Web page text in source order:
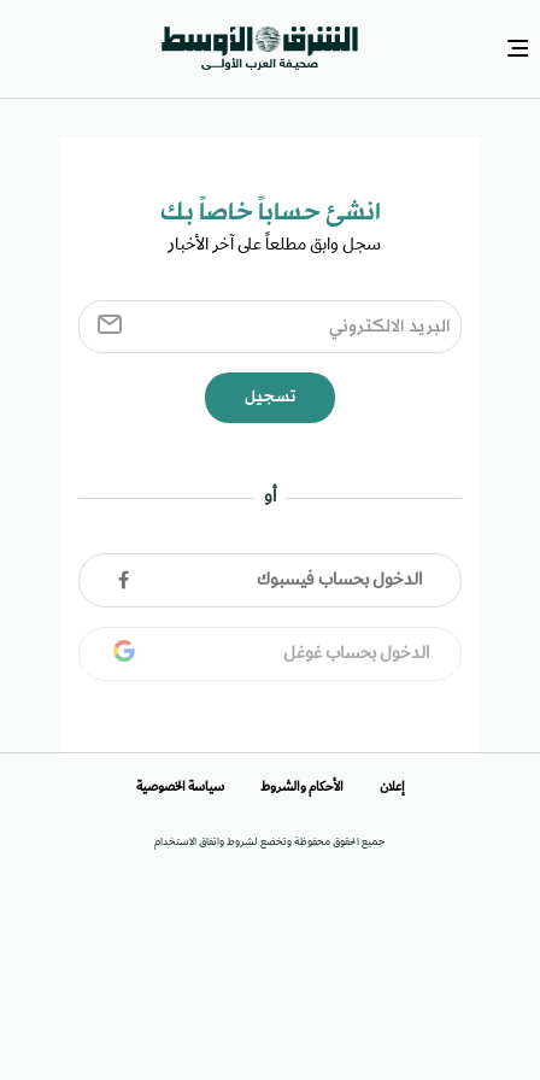
انشئ حساباً خاصاً بك​
سجل وابق مطلعاً على آخر الأخبار ​
تسجيل
أو
الدخول بحساب فيسبوك
الدخول بحساب غوغل
جميع الحقوق محفوظة وتخضع لشروط واتفاق الاستخدام
إعلان الأحكام والشروط سياسة الخصوصية